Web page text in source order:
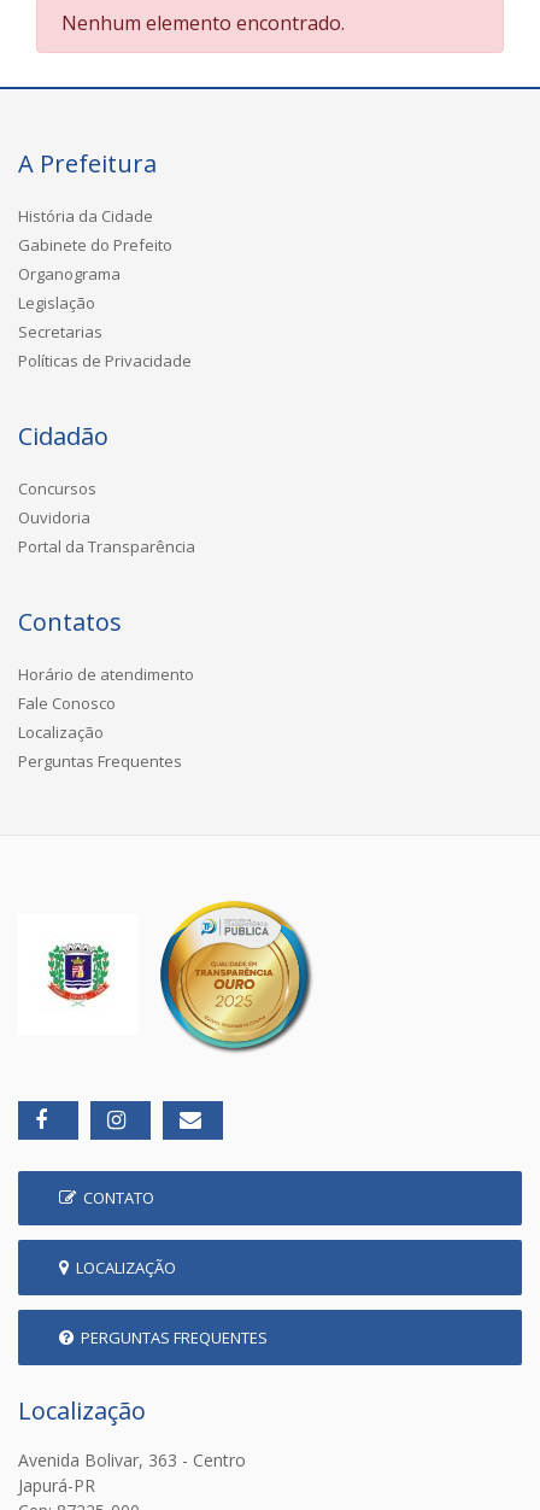
Nenhum elemento encontrado.
A Prefeitura
História da Cidade
Gabinete do Prefeito
Organograma
Legislação
Secretarias
Políticas de Privacidade
Cidadão
Concursos
Ouvidoria
Portal da Transparência
Contatos
Horário de atendimento
Fale Conosco
Localização
Perguntas Frequentes
CONTATO
LOCALIZAÇÃO
PERGUNTAS FREQUENTES
Localização
Avenida Bolivar, 363 - Centro
Japurá-PR